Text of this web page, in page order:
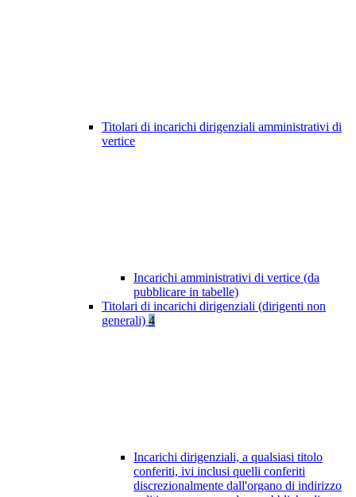
Titolari di incarichi dirigenziali amministrativi di
vertice
Incarichi amministrativi di vertice (da
pubblicare in tabelle)
Titolari di incarichi dirigenziali (dirigenti non
generali) 4
Incarichi dirigenziali, a qualsiasi titolo
conferiti, ivi inclusi quelli conferiti
discrezionalmente dall'organo di indirizzo